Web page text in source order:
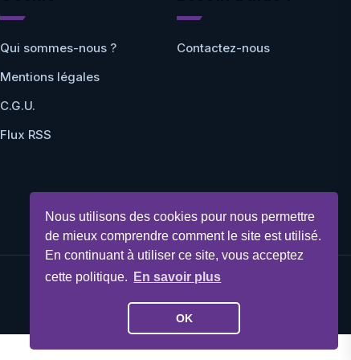
Nous utilisons des cookies pour nous permettre
de mieux comprendre comment le site est utilisé.
En continuant à utiliser ce site, vous acceptez
cette politique.
En savoir plus
OK
Qui sommes-nous ?
Mentions légales
C.G.U.
Flux RSS
Contactez-nous